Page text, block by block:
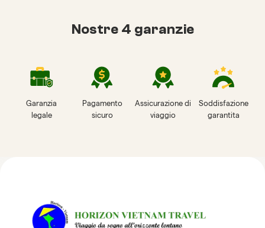
Nostre 4 garanzie
Garanzia
legale
Pagamento
sicuro
Assicurazione di
viaggio
Soddisfazione
garantita
Vietnam Travel